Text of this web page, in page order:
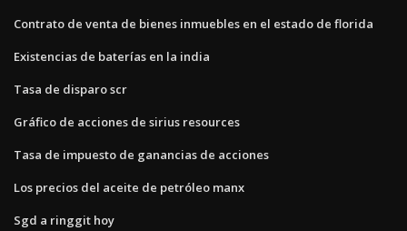
Contrato de venta de bienes inmuebles en el estado de florida
Existencias de baterías en la india
Tasa de disparo scr
Gráfico de acciones de sirius resources
Tasa de impuesto de ganancias de acciones
Los precios del aceite de petróleo manx
Sgd a ringgit hoy